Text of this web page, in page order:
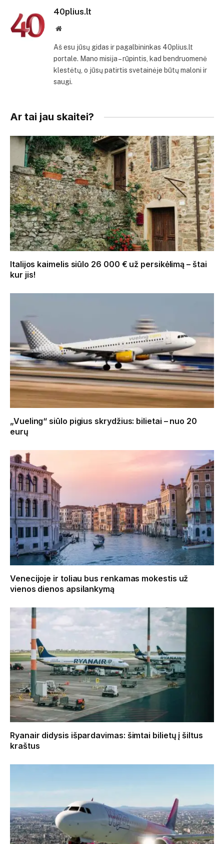
40plius.lt
Svetainė
Aš esu jūsų gidas ir pagalbininkas 40plius.lt
portale. Mano misija – rūpintis, kad bendruomenė
klestėtų, o jūsų patirtis svetainėje būtų maloni ir
saugi.
Ar tai jau skaitei?
Italijos kaimelis siūlo 26 000 € už persikėlimą – štai
kur jis!
„Vueling“ siūlo pigius skrydžius: bilietai – nuo 20
eurų
Venecijoje ir toliau bus renkamas mokestis už
vienos dienos apsilankymą
Ryanair didysis išpardavimas: šimtai bilietų į šiltus
kraštus